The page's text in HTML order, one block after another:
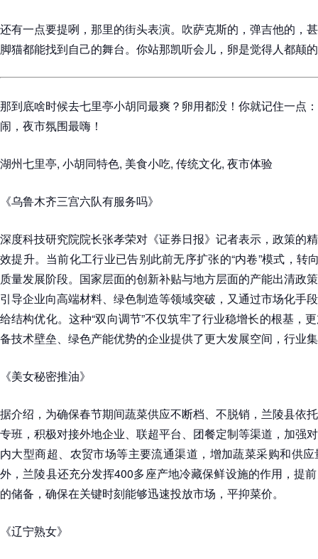
还有一点要提咧，那里的街头表演。吹萨克斯的，弹吉他的，
脚猫都能找到自己的舞台。你站那凯听会儿，卵是觉得人都颠
那到底啥时候去七里亭小胡同最爽？卵用都没！你就记住一点
闹，夜市氛围最嗨！
湖州七里亭, 小胡同特色, 美食小吃, 传统文化, 夜市体验
《乌鲁木齐三宫六队有服务吗》
深度科技研究院院长张孝荣对《证券日报》记者表示，政策的
效提升。当前化工行业已告别此前无序扩张的“内卷”模式，转
质量发展阶段。国家层面的创新补贴与地方层面的产能出清政
引导企业向高端材料、绿色制造等领域突破，又通过市场化手
给结构优化。这种“双向调节”不仅筑牢了行业稳增长的根基，
备技术壁垒、绿色产能优势的企业提供了更大发展空间，行业
《美女秘密推油》
据介绍，为确保春节期间蔬菜供应不断档、不脱销，兰陵县依
专班，积极对接外地企业、联超平台、团餐定制等渠道，加强
内大型商超、农贸市场等主要流通渠道，增加蔬菜采购和供
外，兰陵县还充分发挥400多座产地冷藏保鲜设施的作用，提
的储备，确保在关键时刻能够迅速投放市场，平抑菜价。
《辽宁熟女》